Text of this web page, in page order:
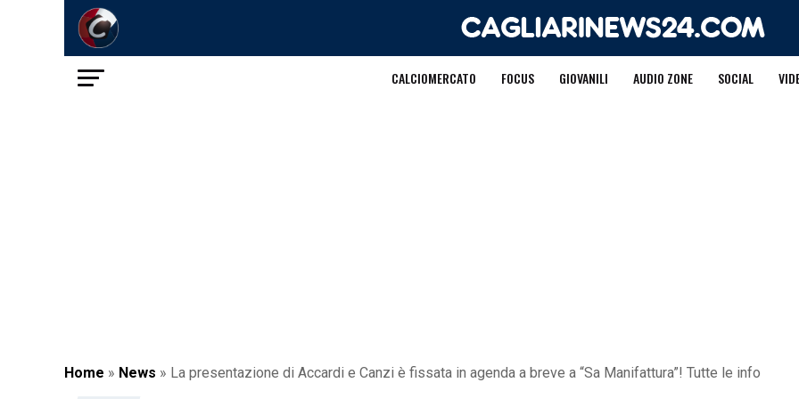
CALCIOMERCATO FOCUS GIOVANILI AUDIO ZONE SOCIAL
Home » News » La presentazione di Accardi e Canzi è fissata in agenda a breve a “Sa Manifattura”! Tutte le info